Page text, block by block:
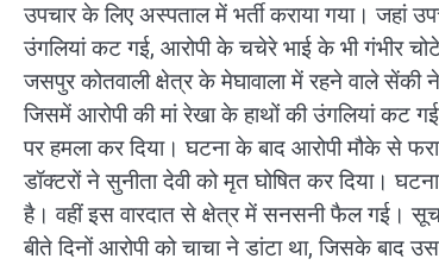
उपचार के लिए अस्पताल में भर्ती कराया गया। जहां
उंगलियां कट गई, आरोपी के चचेरे भाई के भी गंभीर
जसपुर कोतवाली क्षेत्र के मेघावाला में रहने वाले सेंकी
जिसमें आरोपी की मां रेखा के हाथों की उंगलियां कट
पर हमला कर दिया। घटना के बाद आरोपी मौके से
डॉक्टरों ने सुनीता देवी को मृत घोषित कर दिया।
है। वहीं इस वारदात से क्षेत्र में सनसनी फैल गई।
बीते दिनों आरोपी को चाचा ने डांटा था, जिसके बाद